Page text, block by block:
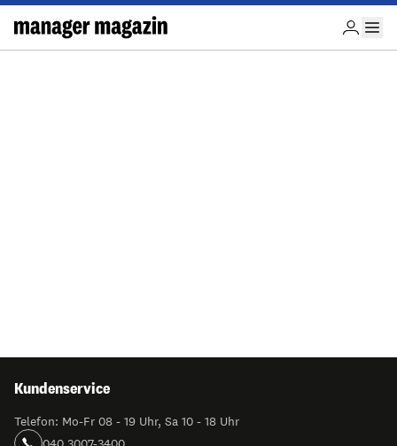
Kundenservice
Telefon: Mo-Fr 08 - 19 Uhr, Sa 10 - 18 Uhr